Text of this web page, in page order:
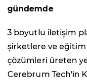
gündemde
3 boyutlu iletişim
şirketlere ve
çözümleri üreten
Cerebrum Tech'in